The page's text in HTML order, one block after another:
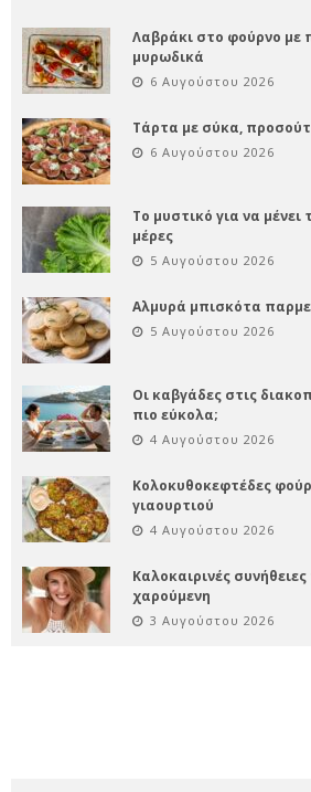
Λαβράκι στο φούρνο με
μυρωδικά
6 Αυγούστου 2026
Τάρτα με σύκα,
6 Αυγούστου 2026
Το μυστικό για να
μέρες
5 Αυγούστου 2026
Αλμυρά μπισκότα
5 Αυγούστου 2026
Οι καβγάδες στις
πιο εύκολα;
4 Αυγούστου 2026
Κολοκυθοκεφτέδες
γιαουρτιού
4 Αυγούστου 2026
Καλοκαιρινές
χαρούμενη
3 Αυγούστου 2026